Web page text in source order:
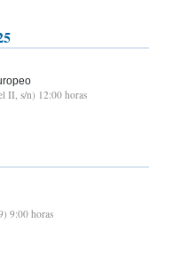
II, s/n) 12:00 horas
9:00 horas